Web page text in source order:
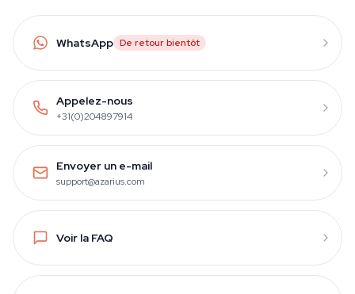
WhatsApp De retour bientôt
Appelez-nous
+31(0)204897914
Envoyer un e-mail
support@azarius.com
Voir la FAQ